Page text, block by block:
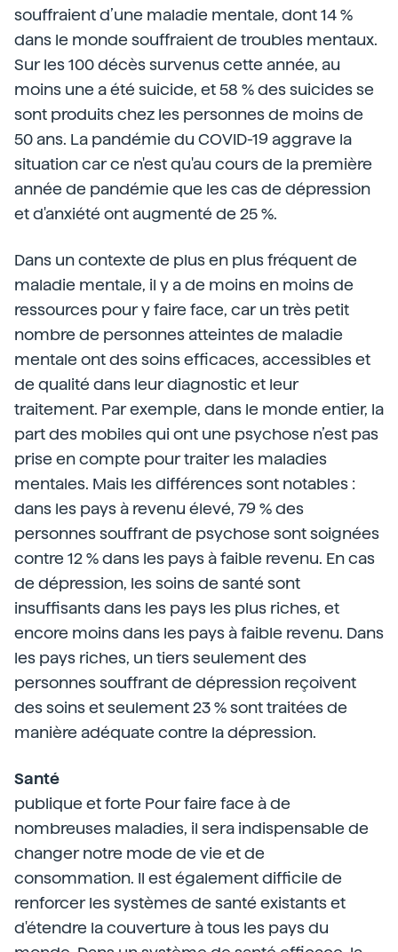
souffraient d’une maladie mentale, dont 14 %
dans le monde souffraient de troubles mentaux.
Sur les 100 décès survenus cette année, au
moins une a été suicide, et 58 % des suicides se
sont produits chez les personnes de moins de
50 ans. La pandémie du COVID-19 aggrave la
situation car ce n'est qu'au cours de la première
année de pandémie que les cas de dépression
et d'anxiété ont augmenté de 25 %.
Dans un contexte de plus en plus fréquent de
maladie mentale, il y a de moins en moins de
ressources pour y faire face, car un très petit
nombre de personnes atteintes de maladie
mentale ont des soins efficaces, accessibles et
de qualité dans leur diagnostic et leur
traitement. Par exemple, dans le monde entier, la
part des mobiles qui ont une psychose n’est pas
prise en compte pour traiter les maladies
mentales. Mais les différences sont notables :
dans les pays à revenu élevé, 79 % des
personnes souffrant de psychose sont soignées
contre 12 % dans les pays à faible revenu. En cas
de dépression, les soins de santé sont
insuffisants dans les pays les plus riches, et
encore moins dans les pays à faible revenu. Dans
les pays riches, un tiers seulement des
personnes souffrant de dépression reçoivent
des soins et seulement 23 % sont traitées de
manière adéquate contre la dépression.
Santé
publique et forte Pour faire face à de
nombreuses maladies, il sera indispensable de
changer notre mode de vie et de
consommation. Il est également difficile de
renforcer les systèmes de santé existants et
d'étendre la couverture à tous les pays du